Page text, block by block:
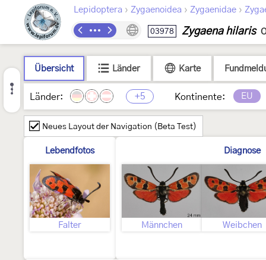
Lepidoptera › Zygaenoidea › Zygaenidae ›
03978 Zygaena hilaris
Übersicht Länder Karte
Länder: +5 Kontinente: EU
Neues Layout der Navigation (Beta Test)
Lebendfotos
Falter
Diagnose
Männchen Weibchen